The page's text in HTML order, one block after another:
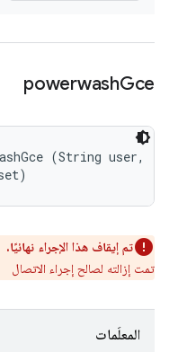
powerwashGce
(String user,
تم إيقاف هذا الإجراء نهائيًا.
تمت إزالته لصالح إجراء الاتصال
المعلَمات